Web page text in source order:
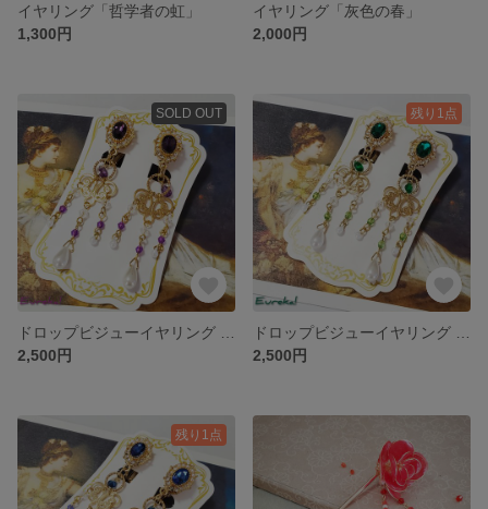
イヤリング「哲学者の虹」
1,300円
イヤリング「灰色の春」
2,000円
SOLD OUT
2,500円
残り1点
2,500円
残り1点